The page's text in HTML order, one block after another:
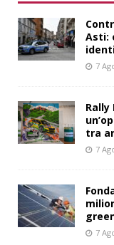
Asti:
7
Rally
tra
7
7